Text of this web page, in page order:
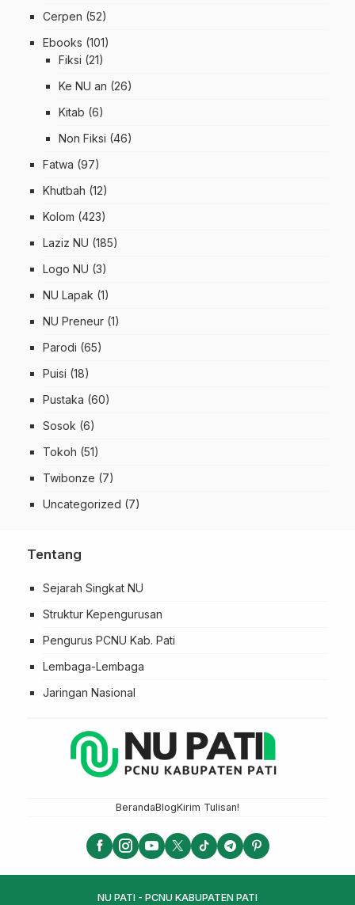
Cerpen (52)
Ebooks (101)
Fiksi (21)
Ke NU an (26)
Kitab (6)
Non Fiksi (46)
Fatwa (97)
Khutbah (12)
Kolom (423)
Laziz NU (185)
Logo NU (3)
NU Lapak (1)
NU Preneur (1)
Parodi (65)
Puisi (18)
Pustaka (60)
Sosok (6)
Tokoh (51)
Twibonze (7)
Uncategorized (7)
Tentang
Sejarah Singkat NU
Struktur Kepengurusan
Pengurus PCNU Kab. Pati
Lembaga-Lembaga
Jaringan Nasional
BerandaBlogKirim Tulisan!
NU PATI - PCNU KABUPATEN PATI